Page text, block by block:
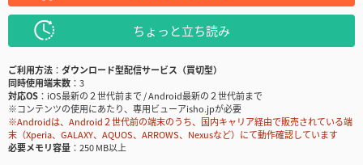
ちょっと立ち読み
ご利用方法
ダウンロード型配信サービス（買切型）
同時使用端末数
3
対応OS
iOS最新の２世代前まで / Android最新の２世代前まで
※コンテンツの使用にあたり、専用ビューアisho.jpが必要
※Androidは、Android２世代前の端末のうち、国内キャリア経由で販売されている端
末（Xperia、GALAXY、AQUOS、ARROWS、Nexusなど）にて動作確認しています
必要メモリ容量
250 MB以上